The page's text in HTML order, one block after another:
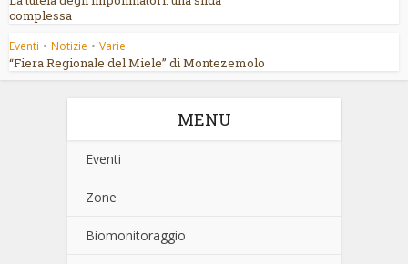
complessa
Eventi • Notizie • Varie
“Fiera Regionale del Miele” di Montezemolo
MENU
Eventi
Zone
Biomonitoraggio